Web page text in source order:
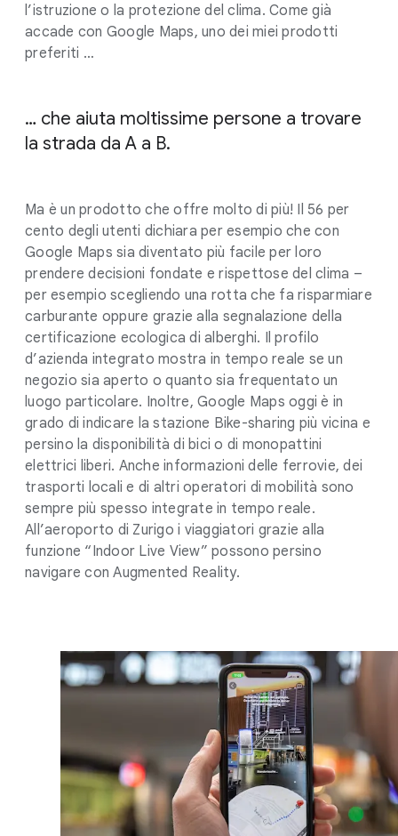
l’istruzione o la protezione del clima. Come già
accade con Google Maps, uno dei miei prodotti
preferiti …
… che aiuta moltissime persone a trovare
la strada da A a B.
Ma è un prodotto che offre molto di più! Il 56 per
cento degli utenti dichiara per esempio che con
Google Maps sia diventato più facile per loro
prendere decisioni fondate e rispettose del clima –
per esempio scegliendo una rotta che fa risparmiare
carburante oppure grazie alla segnalazione della
certificazione ecologica di alberghi. Il profilo
d’azienda integrato mostra in tempo reale se un
negozio sia aperto o quanto sia frequentato un
luogo particolare. Inoltre, Google Maps oggi è in
grado di indicare la stazione Bike-sharing più vicina e
persino la disponibilità di bici o di monopattini
elettrici liberi. Anche informazioni delle ferrovie, dei
trasporti locali e di altri operatori di mobilità sono
sempre più spesso integrate in tempo reale.
All’aeroporto di Zurigo i viaggiatori grazie alla
funzione “Indoor Live View” possono persino
navigare con Augmented Reality.